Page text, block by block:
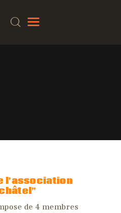
?
l'association
de 4 membres